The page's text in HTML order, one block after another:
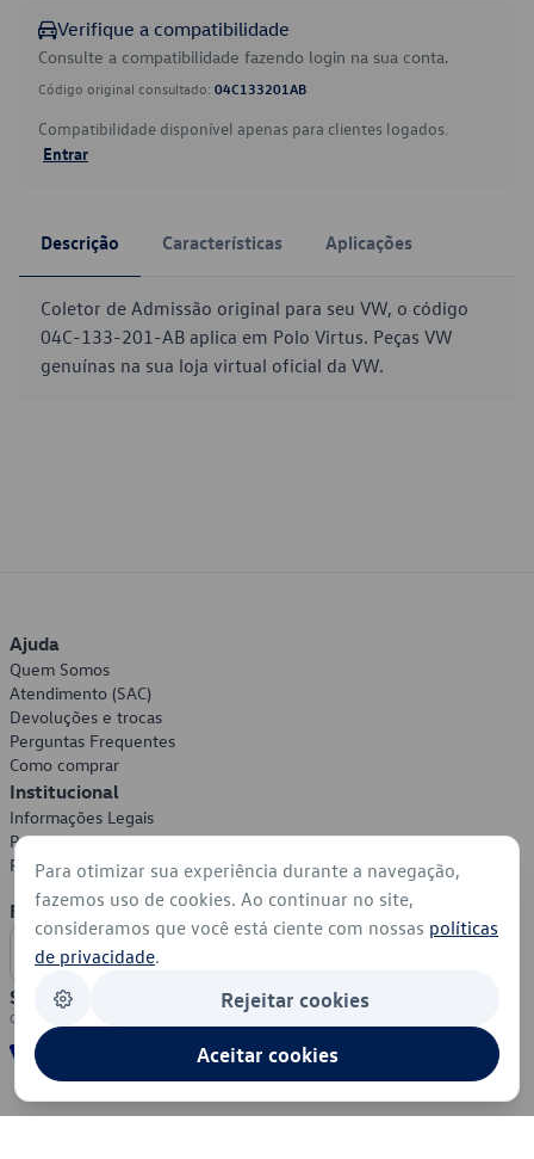
Verifique a compatibilidade
Consulte a compatibilidade fazendo login na sua conta.
Código original consultado: 04C133201AB
Compatibilidade disponível apenas para clientes logados.
Entrar
Descrição Características Aplicações
Coletor de Admissão original para seu VW, o código
04C-133-201-AB aplica em Polo Virtus. Peças VW
genuínas na sua loja virtual oficial da VW.
Ajuda
Quem Somos
Atendimento (SAC)
Devoluções e trocas
Perguntas Frequentes
Como comprar
Institucional
Informações Legais
Política de Privacidade
Política de Cookies
Formas de Pagamento
Segurança
Para otimizar sua experiência durante a navegação,
fazemos uso de cookies. Ao continuar no site,
consideramos que você está ciente com nossas políticas
de privacidade.
Rejeitar cookies
Aceitar cookies